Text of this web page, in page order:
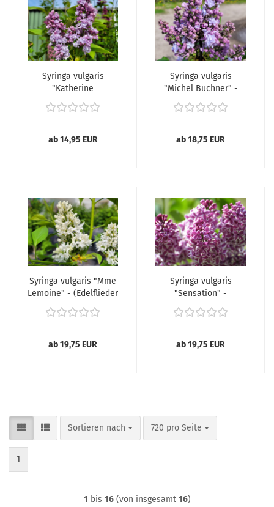
Syringa vulgaris
"Katherine
Havemeyer" -
(Edelflieder "Katherine
ab 14,95 EUR
Syringa vulgaris
"Michel Buchner" -
(Edelflieder "Michel
Buchner"),
ab 18,75 EUR
Syringa vulgaris "Mme
Lemoine" - (Edelflieder
"Mme Lemoine"),
ab 19,75 EUR
Syringa vulgaris
"Sensation" -
(Edelflieder
"Sensation"),
ab 19,75 EUR
Sortieren nach
Sortieren nach 720 pro Seite
pro Seite
1
1 bis 16(von insgesamt 16)